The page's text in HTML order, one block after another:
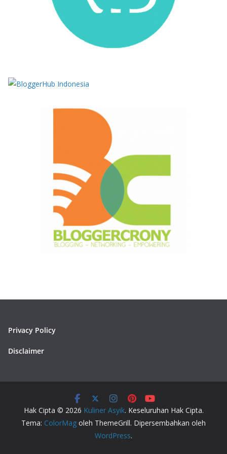
Privacy Policy
Disclaimer
Hak Cipta © 2026 Kuliner Asyik. Keseluruhan Hak Cipta.
Tema: ColorMag oleh ThemeGrill. Dipersembahkan oleh
WordPress.